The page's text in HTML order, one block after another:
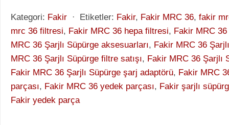
Kategori: Fakir ⋅ Etiketler: Fakir, Fakir MRC 36, fakir
mrc 36 filtresi, Fakir MRC 36 hepa filtresi, Fakir MRC 36
MRC 36 Şarjlı Süpürge aksesuarları, Fakir MRC 36
MRC 36 Şarjlı Süpürge filtre satışı, Fakir MRC 36 Şarjlı
Fakir MRC 36 Şarjlı Süpürge şarj adaptörü, Fakir MRC
parçası, Fakir MRC 36 yedek parçası, Fakir şarjlı
Fakir yedek parça